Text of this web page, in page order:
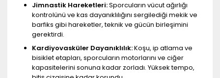
Jimnastik Hareketleri:Sporcuların vücut ağırlığı
kontrolünü ve kas dayanıklılığını sergilediği mekik ve
barfiks gibi hareketler, teknik ve gücün birleşimini
gerektirdi.
Kardiyovasküler Dayanıklılık:Koşu, ip atlama ve
bisiklet etapları, sporcuların motorlarını ve ciğer
kapasitelerini sonuna kadar zorladı. Yüksek tempo,